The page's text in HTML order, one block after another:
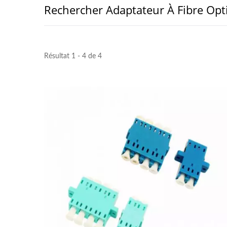
Rechercher Adaptateur À Fibre
Résultat 1 - 4 de 4